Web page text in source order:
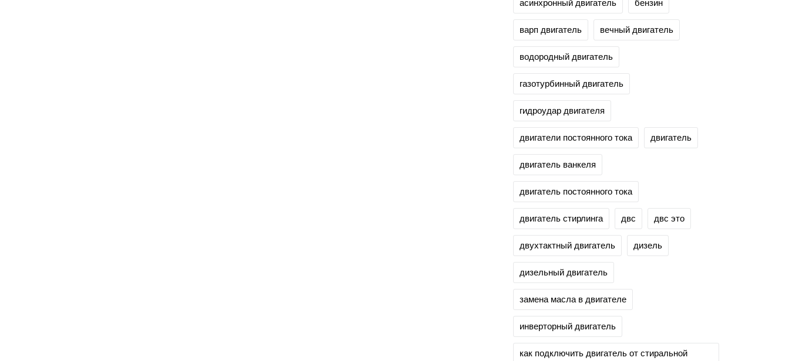
асинхронный двигатель бензин
варп двигатель вечный двигатель
водородный двигатель
газотурбинный двигатель
гидроудар двигателя
двигатели постоянного тока двигатель
двигатель ванкеля
двигатель постоянного тока
двигатель стирлинга двс двс это
двухтактный двигатель дизель
дизельный двигатель
замена масла в двигателе
инверторный двигатель
как подключить двигатель от стиральной